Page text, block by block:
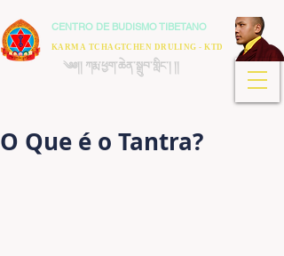
CENTRO DE BUDISMO TIBETANO
༄༅།། ཀརྨ་ཕྱག་ཆེན་སྒྲུབ་གླིང་། །།
KARMA TCHAGTCHEN DRULING - KTD
O Que é o Tantra?